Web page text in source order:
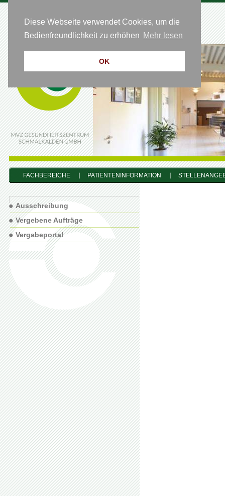
Diese Webseite verwendet Cookies, um die
Bedienfreundlichkeit zu erhöhen Mehr lesen
OK
HOTLINE 0 36 83 - 64 54 50
FACHBEREICHE PATIENTENINFORMATION
Ausschreibung
Vergebene Aufträge
Vergabeportal